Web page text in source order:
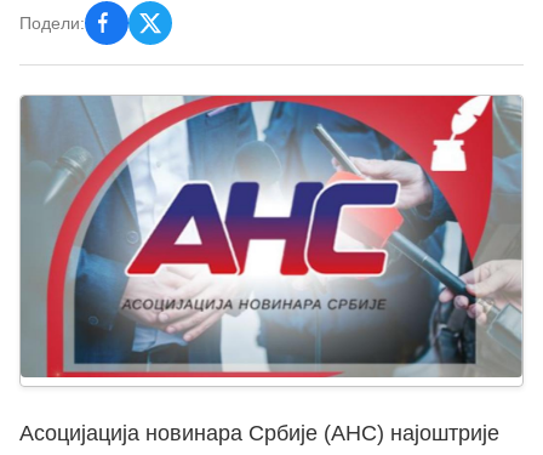
Подели:
Асоцијација новинара Србије (АНС) најоштрије